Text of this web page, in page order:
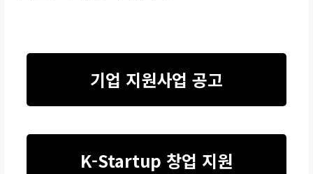
기업 지원사업 공고
K-Startup 창업 지원